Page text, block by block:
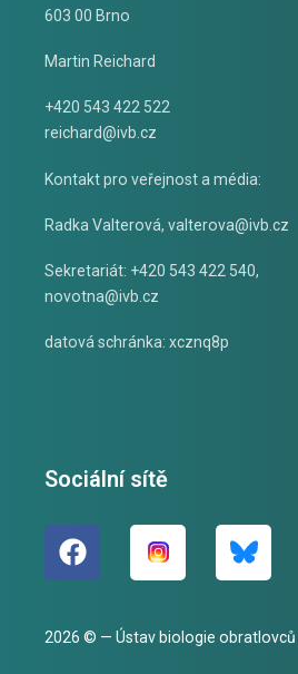
603 00 Brno
Martin Reichard
+420 543 422 522
reichard@ivb.cz
Kontakt pro veřejnost a média:
Radka Valterová, valterova@ivb.cz
Sekretariát: +420 543 422 540,
novotna@ivb.cz
datová schránka: xcznq8p
Sociální sítě
2026 © — Ústav biologie obratlovců